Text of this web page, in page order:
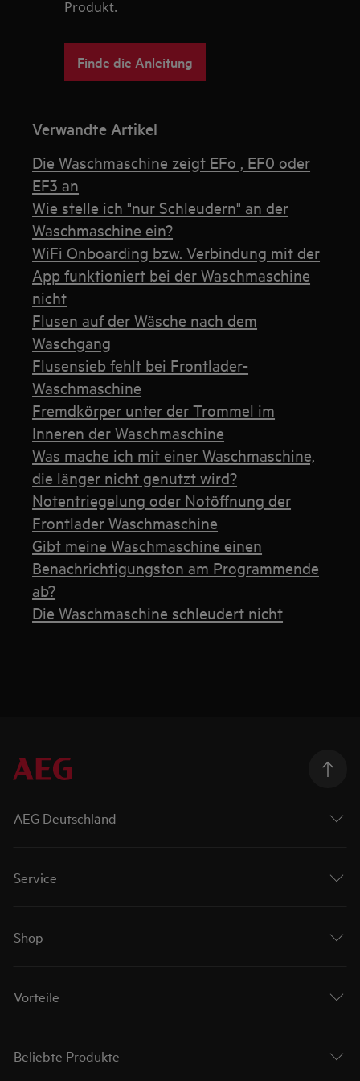
Produkt.
Finde die Anleitung
Verwandte Artikel
Die Waschmaschine zeigt EFo , EF0 oder
EF3 an
Wie stelle ich "nur Schleudern" an der
Waschmaschine ein?
WiFi Onboarding bzw. Verbindung mit der
App funktioniert bei der Waschmaschine
nicht
Flusen auf der Wäsche nach dem
Waschgang
Flusensieb fehlt bei Frontlader-
Waschmaschine
Fremdkörper unter der Trommel im
Inneren der Waschmaschine
Was mache ich mit einer Waschmaschine,
die länger nicht genutzt wird?
Notentriegelung oder Notöffnung der
Frontlader Waschmaschine
Gibt meine Waschmaschine einen
Benachrichtigungston am Programmende
ab?
Die Waschmaschine schleudert nicht
AEG Deutschland
Service
Shop
Vorteile
Beliebte Produkte